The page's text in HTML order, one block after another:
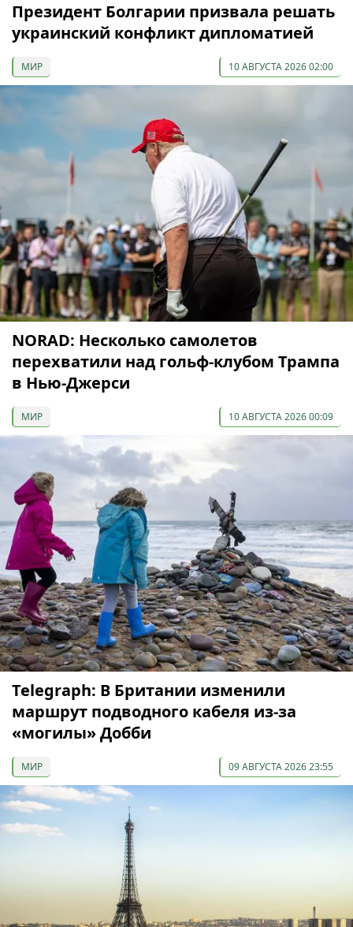
Президент Болгарии призвала решать
украинский конфликт дипломатией
МИР 10 АВГУСТА 2026 02:00
NORAD: Несколько самолетов
перехватили над гольф-клубом Трампа
в Нью-Джерси
МИР 10 АВГУСТА 2026 00:09
Telegraph: В Британии изменили
маршрут подводного кабеля из-за
«могилы» Добби
МИР 09 АВГУСТА 2026 23:55